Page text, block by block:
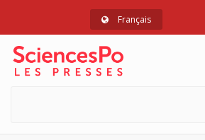
Français